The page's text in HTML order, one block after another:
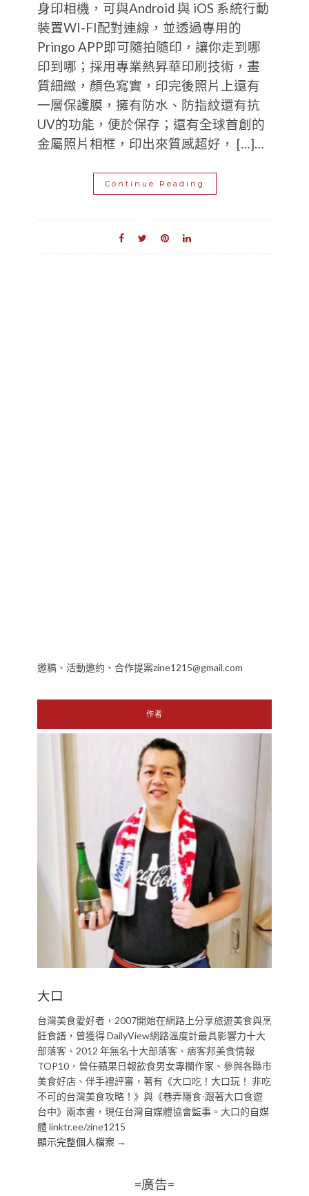
身印相機，可與Android 與 iOS 系統行動
裝置WI-FI配對連線，並透過專用的
Pringo APP即可隨拍隨印，讓你走到哪
印到哪；採用專業熱昇華印刷技術，畫
質細緻，顏色寫實，印完後照片上還有
一層保護膜，擁有防水、防指紋還有抗
UV的功能，便於保存；還有全球首創的
金屬照片相框，印出來質感超好， […]…
Continue Reading
邀稿、活動邀約、合作提案zine1215@gmail.com
作者
大口
台灣美食愛好者，2007開始在網路上分享旅遊美食與烹
飪食譜，曾獲得 DailyView網路溫度計最具影響力十大
部落客、2012 年無名十大部落客、痞客邦美食情報
TOP10，曾任蘋果日報飲食男女專欄作家、參與各縣市
美食好店、伴手禮評審，著有《大口吃！大口玩！ 非吃
不可的台灣美食攻略！》與《巷弄隱食-跟著大口食遊
台中》兩本書，現任台灣自媒體協會監事。大口的自媒
體 linktr.ee/zine1215
顯示完整個人檔案 →
=廣告=